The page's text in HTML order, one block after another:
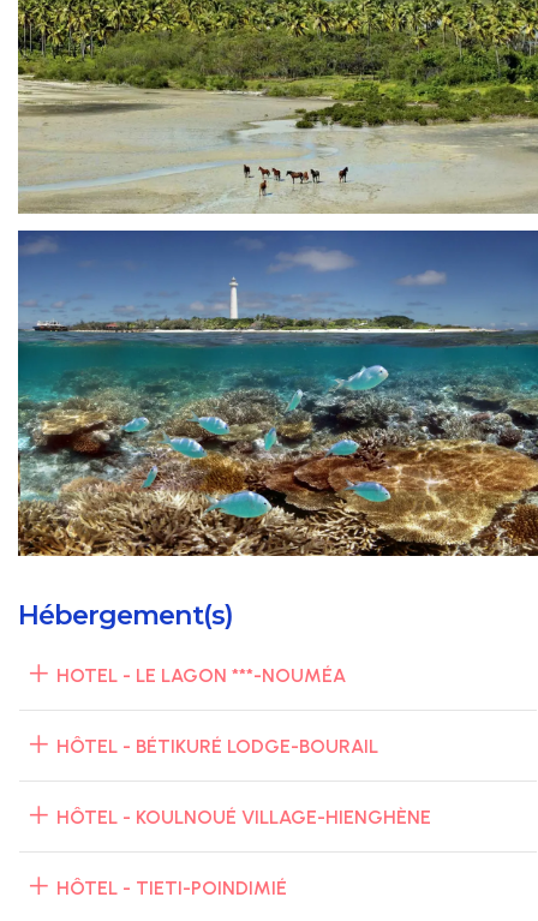
Hébergement(s)
HOTEL - LE LAGON ***-NOUMÉA
HÔTEL - BÉTIKURÉ LODGE-BOURAIL
HÔTEL - KOULNOUÉ VILLAGE-HIENGHÈNE
HÔTEL - TIETI-POINDIMIÉ